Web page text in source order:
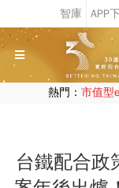
熱門： 市值型
台鐵配合政